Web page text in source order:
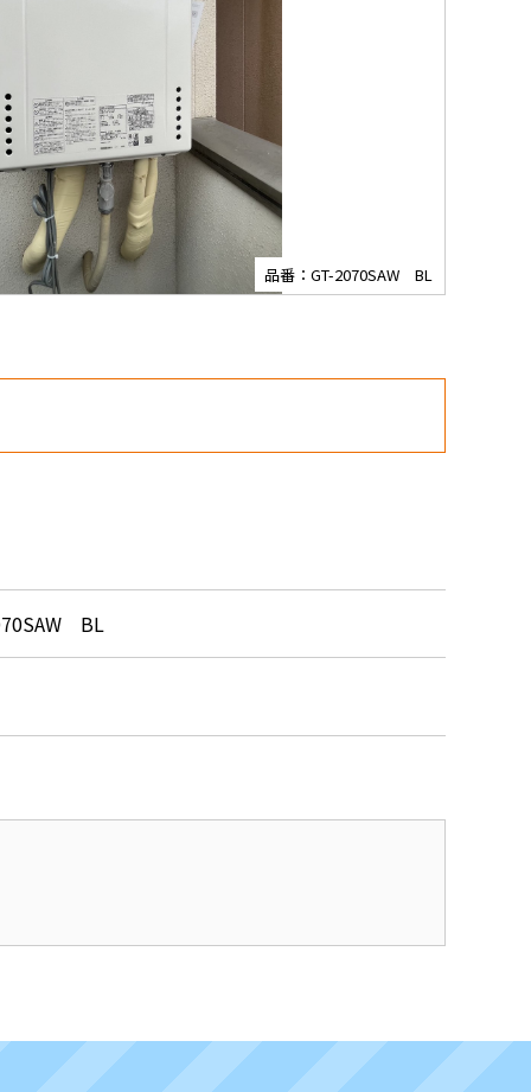
品番：GT-2070SAW BL
BL